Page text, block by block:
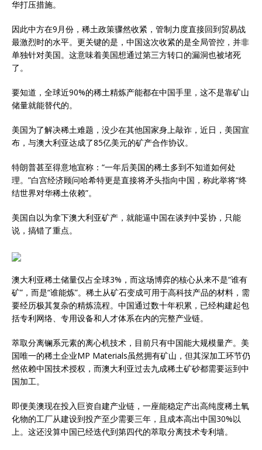
华打压措施。
因此中方在9月份，稀土政策骤然收紧，管制力度直接回到贸易战
最激烈时的水平。更关键的是，中国这次收紧的是全局管控，并非
单独针对美国。这意味着美国想通过第三方转口的漏洞也被堵死
了。
要知道，全球近90%的稀土精炼产能都在中国手里，这不是靠矿山
储量就能替代的。
美国为了解决稀土难题，没少在其他国家身上敲诈，近日，美国宣
布，与澳大利亚达成了85亿美元的矿产合作协议。
特朗普甚至得意地宣称：“一年后美国的稀土多到不知道如何处
理。”白宫经济顾问哈希特更是直接将矛头指向中国，称此举将“终
结世界对华稀土依赖”。
美国自以为拿下澳大利亚矿产，就能逼中国在谈判中妥协，只能
说，搞错了重点。
澳大利亚稀土储量仅占全球3%，而这场博弈的核心从来不是“谁有
矿”，而是“谁能炼”。稀土从矿石变成可用于高科技产品的材料，需
要经历极其复杂的精炼流程。中国通过数十年积累，已经构建起包
括专利网络、专用设备和人才体系在内的完整产业链。
萃取分离镧系元素的离心机技术，目前只有中国能大规模量产。美
国唯一的稀土企业MP Materials虽然拥有矿山，但其深加工环节仍
然依赖中国技术授权，而澳大利亚过去九成稀土矿砂都需要运到中
国加工。
即便美澳现在投入巨资自建产业链，一座能稳定产出高纯度稀土氧
化物的工厂从建设到投产至少需要三年，且成本高出中国30%以
上。这还没算中国已经迭代到第四代的萃取分离技术专利墙。